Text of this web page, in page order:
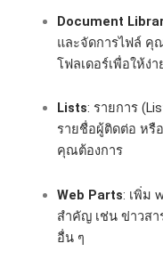
Document
และจัดการไฟล์ คุ
โฟลเดอร์เพื่อให้ง่
Lists: รายการ
รายชื่อผู้ติดต่อ หรื
คุณต้องการ
Web Parts: เพิ่ม
สำคัญ เช่น ข่าวส
อื่น ๆ